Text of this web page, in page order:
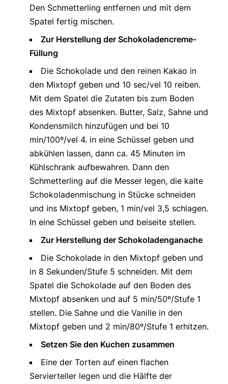
Den Schmetterling entfernen und mit dem
Spatel fertig mischen.
Zur Herstellung der Schokoladencreme-
Füllung
Die Schokolade und den reinen Kakao in
den Mixtopf geben und 10 sec/vel 10 reiben.
Mit dem Spatel die Zutaten bis zum Boden
des Mixtopf absenken. Butter, Salz, Sahne und
Kondensmilch hinzufügen und bei 10
min/100º/vel 4. in eine Schüssel geben und
abkühlen lassen, dann ca. 45 Minuten im
Kühlschrank aufbewahren. Dann den
Schmetterling auf die Messer legen, die kalte
Schokoladenmischung in Stücke schneiden
und ins Mixtopf geben, 1 min/vel 3,5 schlagen.
In eine Schüssel geben und beiseite stellen.
Zur Herstellung der Schokoladenganache
Die Schokolade in den Mixtopf geben und
in 8 Sekunden/Stufe 5 schneiden. Mit dem
Spatel die Schokolade auf den Boden des
Mixtopf absenken und auf 5 min/50º/Stufe 1
stellen. Die Sahne und die Vanille in den
Mixtopf geben und 2 min/80º/Stufe 1 erhitzen.
Setzen Sie den Kuchen zusammen
Eine der Torten auf einen flachen
Servierteller legen und die Hälfte der